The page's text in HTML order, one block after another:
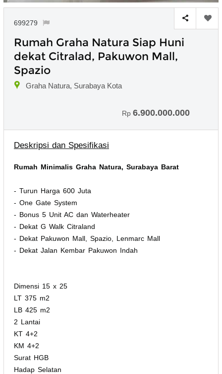
699279
Rumah Graha Natura Siap Huni
dekat Citralad, Pakuwon Mall,
Spazio
Graha Natura, Surabaya Kota
Rp 6.900.000.000
Deskripsi dan Spesifikasi
Rumah Minimalis Graha Natura, Surabaya Barat
- Turun Harga 600 Juta
- One Gate System
- Bonus 5 Unit AC dan Waterheater
- Dekat G Walk Citraland
- Dekat Pakuwon Mall, Spazio, Lenmarc Mall
- Dekat Jalan Kembar Pakuwon Indah
Dimensi 15 x 25
LT 375 m2
LB 425 m2
2 Lantai
KT 4+2
KM 4+2
Surat HGB
Hadap Selatan